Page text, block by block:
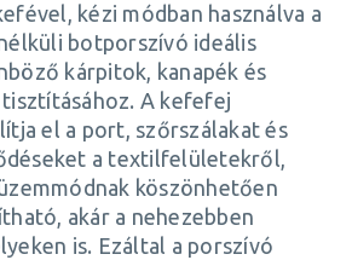
kézi módban használva a
botporszívó ideális
kárpitok, kanapék és
A kefefej
el a port, szőrszálakat és
a textilfelületekről,
köszönhetően
akár a nehezebben
is. Ezáltal a porszívó